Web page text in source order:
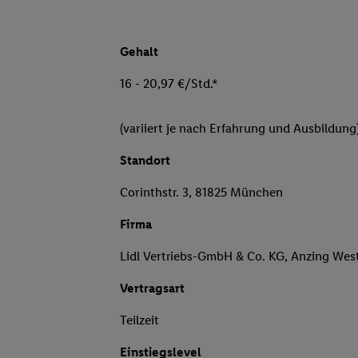
Gehalt
16 - 20,97 €/Std.*
(variiert je nach Erfahrung und
Standort
Corinthstr. 3, 81825 München
Firma
Lidl Vertriebs-GmbH & Co. KG, Anzing
Vertragsart
Teilzeit
Einstiegslevel